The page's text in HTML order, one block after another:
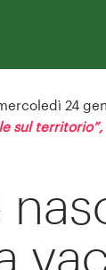
24
sul territorio”,